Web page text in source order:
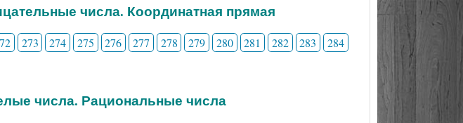
числа. Координатная прямая
273 274 275 276 277 278 279 280 281 282 283
284
числа. Рациональные числа